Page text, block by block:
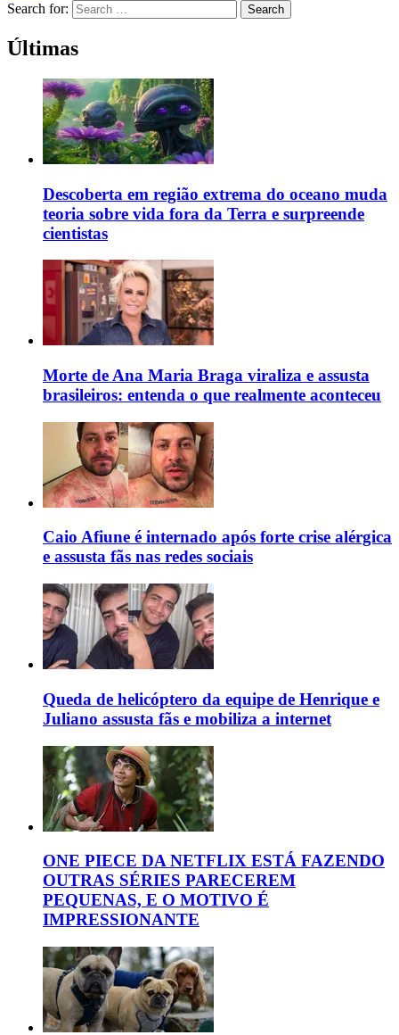
Search for:
Search
Últimas
Descoberta em região extrema do oceano muda
teoria sobre vida fora da Terra e surpreende
cientistas
Morte de Ana Maria Braga viraliza e assusta
brasileiros: entenda o que realmente aconteceu
Caio Afiune é internado após forte crise alérgica
e assusta fãs nas redes sociais
Queda de helicóptero da equipe de Henrique e
Juliano assusta fãs e mobiliza a internet
ONE PIECE DA NETFLIX ESTÁ FAZENDO
OUTRAS SÉRIES PARECEREM
PEQUENAS, E O MOTIVO É
IMPRESSIONANTE